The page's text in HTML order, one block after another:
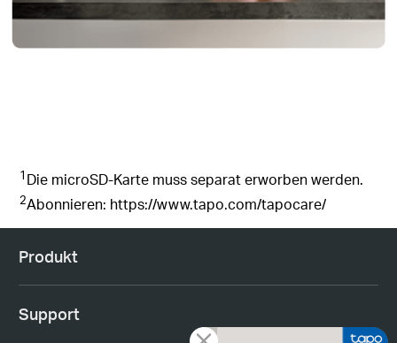
1 Die microSD-Karte muss separat erworben werden.
2Abonnieren: https://www.tapo.com/tapocare/
Produkt
Support